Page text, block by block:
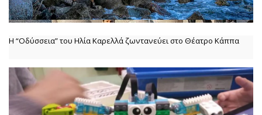
Η “Οδύσσεια” του Ηλία Καρελλά ζωντανεύει στο Θέατρο Κάππα